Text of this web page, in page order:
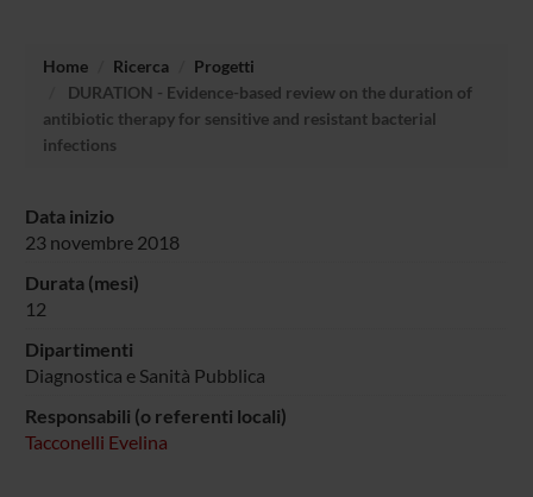
Home Ricerca
Progetti
DURATION - Evidence-based review on the duration of
antibiotic therapy for sensitive and resistant bacterial
infections
Data inizio
23 novembre 2018
Durata (mesi)
12
Dipartimenti
Diagnostica e Sanità Pubblica
Responsabili (o referenti locali)
Tacconelli Evelina